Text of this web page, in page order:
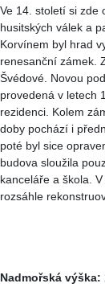
Ve 14. století si zde
husitských válek a
Korvínem byl hrad
renesanční zámek.
Švédové. Novou
provedená v letech
rezidenci. Kolem
doby pochází i
poté byl sice
budova sloužila
kanceláře a škola.
rozsáhle
Nadmořská výška: